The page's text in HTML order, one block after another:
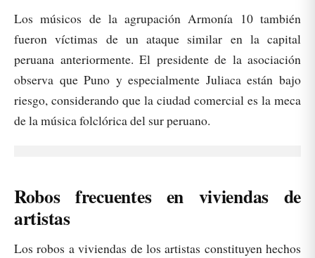
Los músicos de la agrupación Armonía 10 también
fueron víctimas de un ataque similar en la capital
peruana anteriormente. El presidente de la asociación
observa que Puno y especialmente Juliaca están bajo
riesgo, considerando que la ciudad comercial es la meca
de la música folclórica del sur peruano.
Robos frecuentes en viviendas de
artistas
Los robos a viviendas de los artistas constituyen hechos